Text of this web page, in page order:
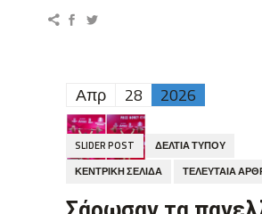
Απρ 28 2026
SLIDER POST
ΔΕΛΤΊΑ ΤΎΠΟΥ
ΚΕΝΤΡΙΚΉ ΣΕΛΊΔΑ
ΤΕΛΕΥΤΑΊΑ